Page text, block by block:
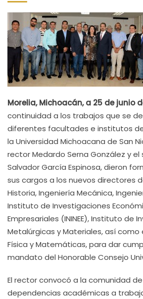
Morelia, Michoacán, a 25 de junio
continuidad a los trabajos que se
diferentes facultades e institutos
la Universidad Michoacana de San
rector Medardo Serna González y
Salvador García Espinosa, dieron
sus cargos a los nuevos directores
Historia, Ingeniería Mecánica,
Instituto de Investigaciones
Empresariales (ININEE), Instituto de
Metalúrgicas y Materiales, así
Física y Matemáticas, para dar
mandato del Honorable Consejo
El rector convocó a la comunidad
dependencias académicas a